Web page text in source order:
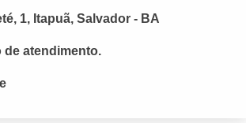
1, Itapuã, Salvador - BA
de atendimento.